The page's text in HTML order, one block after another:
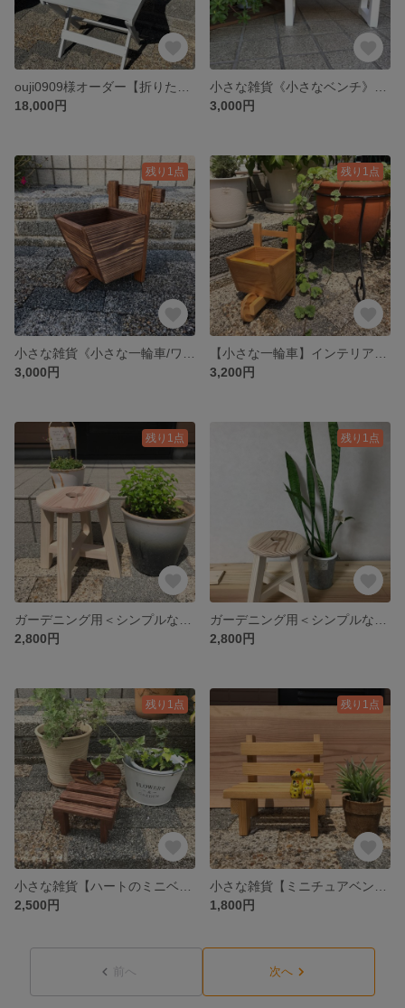
18,000円
3,000円
残り1点
3,000円
残り1点
3,200円
残り1点
2,800円
残り1点
2,800円
残り1点
2,500円
残り1点
1,800円
前へ 次へ